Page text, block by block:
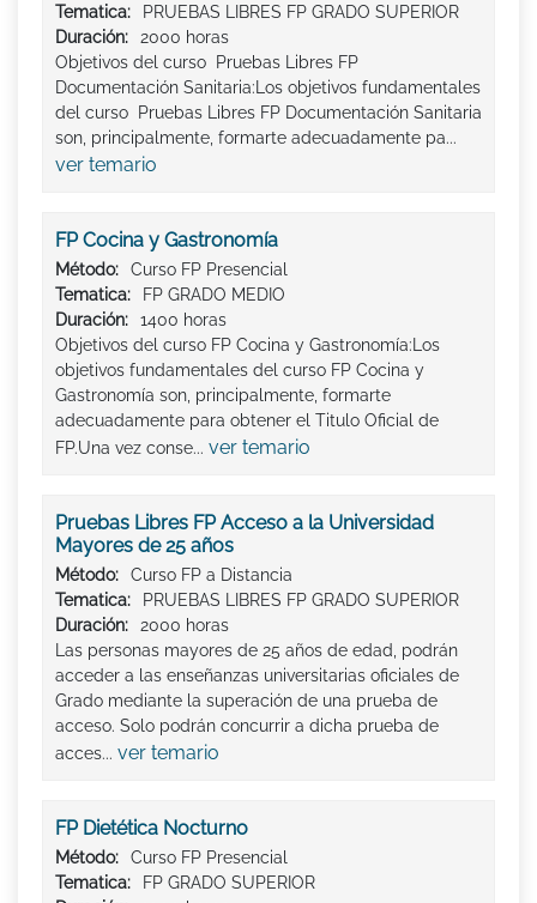
Tematica:
PRUEBAS LIBRES FP GRADO SUPERIOR
Duración:
2000 horas
Objetivos del curso Pruebas Libres FP
Documentación Sanitaria:Los objetivos fundamentales
del curso Pruebas Libres FP Documentación Sanitaria
son, principalmente, formarte adecuadamente pa...
ver temario
FP Cocina y Gastronomía
Método:
Curso FP Presencial
Tematica:
FP GRADO MEDIO
Duración:
1400 horas
Objetivos del curso FP Cocina y Gastronomía:Los
objetivos fundamentales del curso FP Cocina y
Gastronomía son, principalmente, formarte
adecuadamente para obtener el Titulo Oficial de
FP.Una vez conse... ver temario
Pruebas Libres FP Acceso a la Universidad
Mayores de 25 años
Método:
Curso FP a Distancia
Tematica:
PRUEBAS LIBRES FP GRADO SUPERIOR
Duración:
2000 horas
Las personas mayores de 25 años de edad, podrán
acceder a las enseñanzas universitarias oficiales de
Grado mediante la superación de una prueba de
acceso. Solo podrán concurrir a dicha prueba de
acces... ver temario
FP Dietética Nocturno
Método:
Curso FP Presencial
Tematica:
FP GRADO SUPERIOR